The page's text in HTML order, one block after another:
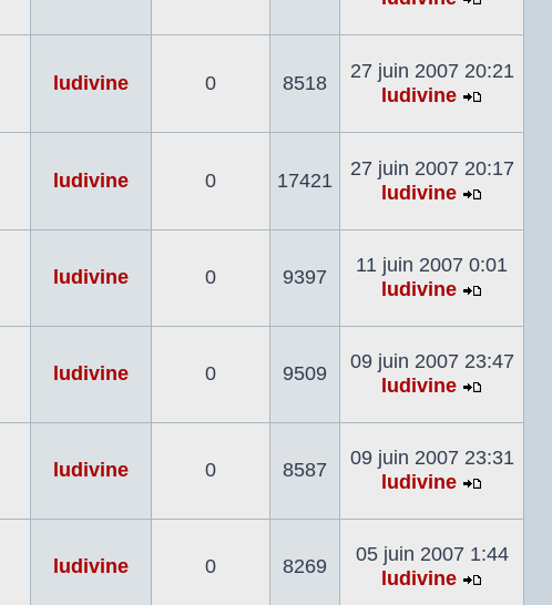
le
dernier
ludivine 0 8518
27 juin 2007 20:21
ludivine
le
dernier
ludivine 0 17421
27 juin 2007 20:17
ludivine
le
dernier
ludivine 0 9397
11 juin 2007 0:01
ludivine
le
dernier
ludivine 0 9509
09 juin 2007 23:47
ludivine
le
dernier
ludivine 0 8587
09 juin 2007 23:31
ludivine
le
dernier
ludivine 0 8269
05 juin 2007 1:44
ludivine